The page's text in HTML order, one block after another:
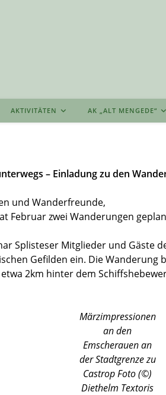
AKTIVITÄTEN AK „ALT MENGEDE“
– Einladung zu den
und Wanderfreunde,
Februar zwei Wanderungen
Splisteser Mitglieder und Gäste
Gefilden ein. Die
2km hinter dem
Märzimpressionen
an den
Emscherauen an
der Stadtgrenze zu
Castrop Foto (©)
Diethelm Textoris